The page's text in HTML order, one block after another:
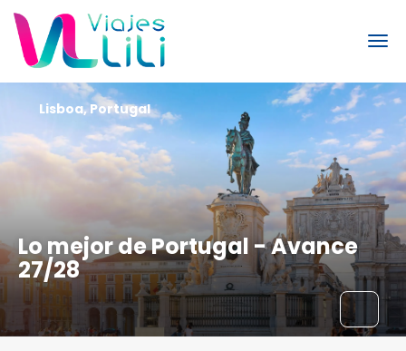
Lo mejor de Portugal - Avance
27/28
Lisboa, Portugal